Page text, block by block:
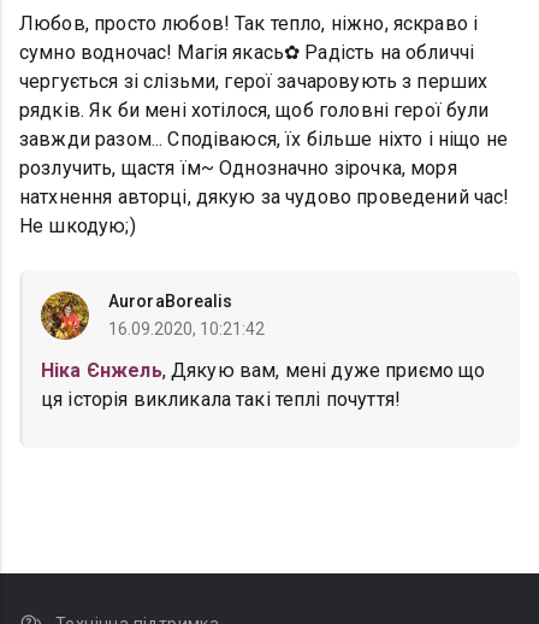
Любов, просто любов! Так тепло, ніжно, яскраво і
сумно водночас! Магія якась✿ Радість на обличчі
чергується зі слізьми, герої зачаровують з перших
рядків. Як би мені хотілося, щоб головні герої були
завжди разом... Сподіваюся, їх більше ніхто і ніщо не
розлучить, щастя їм~ Однозначно зірочка, моря
натхнення авторці, дякую за чудово проведений час!
Не шкодую;)
AuroraBorealis
16.09.2020, 10:21:42
Ніка Єнжель, Дякую вам, мені дуже приємо що
ця історія викликала такі теплі почуття!